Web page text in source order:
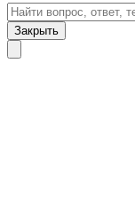
Закрыть